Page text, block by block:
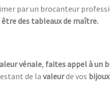
par un brocanteur
des tableaux de maître.
vénale, faites appel à un
de la valeurde vos